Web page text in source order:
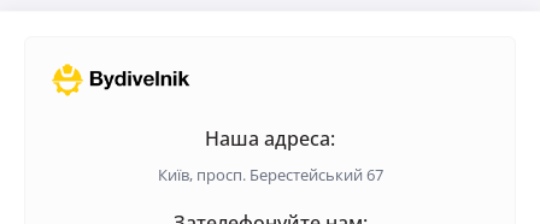
Наша адреса:
Київ, просп. Берестейський 67